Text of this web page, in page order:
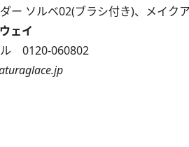
ー ソルベ02(ブラシ付き)、メイ
ェイ
ル 0120-060802